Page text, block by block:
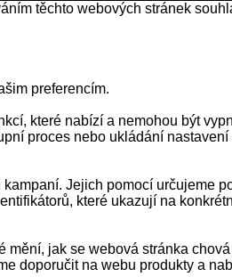
těchto webových stránek
preferencím.
které nabízí a nemohou být
proces nebo ukládání
Jejich pomocí určujeme
které ukazují na
jak se webová stránka
doporučit na webu produkty a